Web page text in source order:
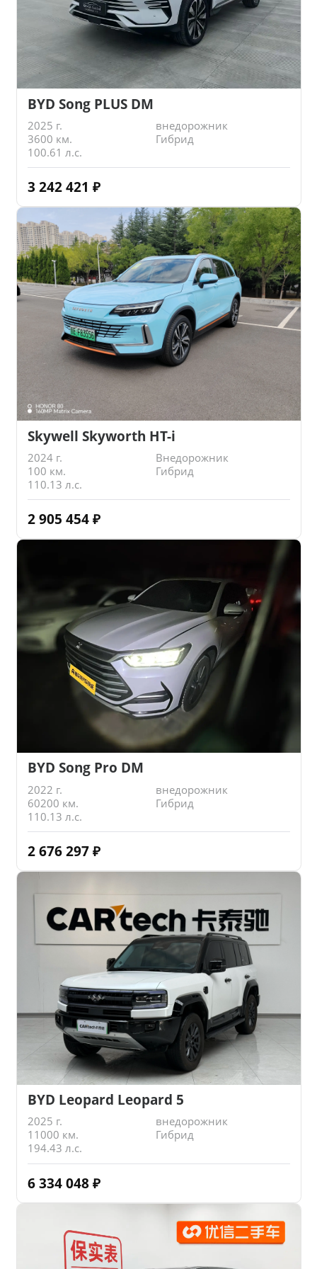
BYD Song PLUS DM
2025 г.
внедорожник
3600 км.
Гибрид
100.61 л.с.
3 242 421 ₽
Skywell Skyworth HT-i
2024 г.
Внедорожник
100 км.
Гибрид
110.13 л.с.
2 905 454 ₽
BYD Song Pro DM
2022 г.
внедорожник
60200 км.
Гибрид
110.13 л.с.
2 676 297 ₽
BYD Leopard Leopard 5
2025 г.
внедорожник
11000 км.
Гибрид
194.43 л.с.
6 334 048 ₽